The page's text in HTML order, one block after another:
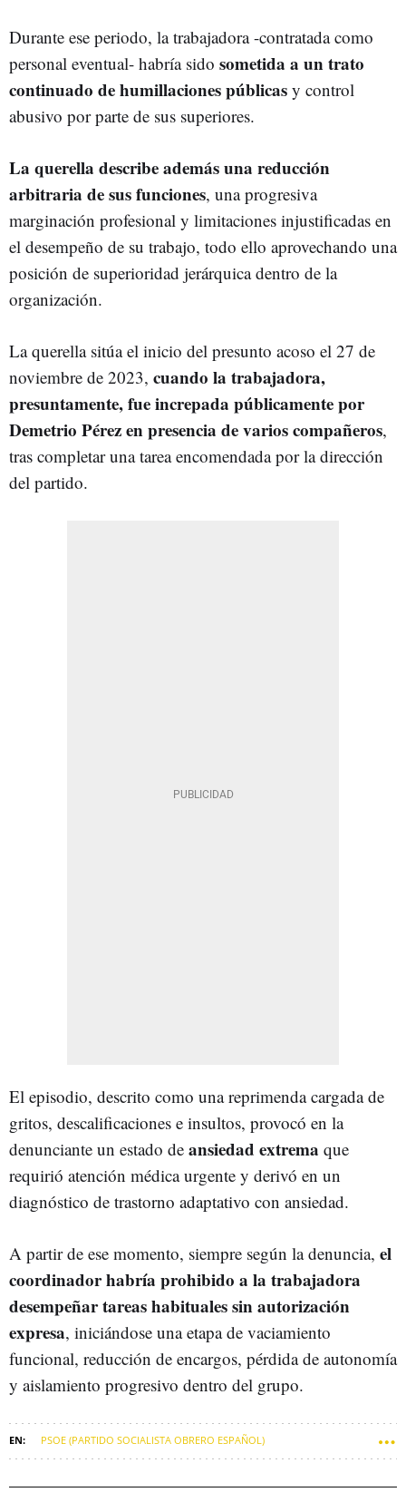
Durante ese periodo, la trabajadora -contratada como
personal eventual- habría sido sometida a un trato
continuado de humillaciones públicas y control
abusivo por parte de sus superiores.
La querella describe además una reducción
arbitraria de sus funciones, una progresiva
marginación profesional y limitaciones injustificadas en
el desempeño de su trabajo, todo ello aprovechando una
posición de superioridad jerárquica dentro de la
organización.
La querella sitúa el inicio del presunto acoso el 27 de
noviembre de 2023, cuando la trabajadora,
presuntamente, fue increpada públicamente por
Demetrio Pérez en presencia de varios compañeros,
tras completar una tarea encomendada por la dirección
del partido.
El episodio, descrito como una reprimenda cargada de
gritos, descalificaciones e insultos, provocó en la
denunciante un estado de ansiedad extrema que
requirió atención médica urgente y derivó en un
diagnóstico de trastorno adaptativo con ansiedad.
A partir de ese momento, siempre según la denuncia, el
coordinador habría prohibido a la trabajadora
desempeñar tareas habituales sin autorización
expresa, iniciándose una etapa de vaciamiento
funcional, reducción de encargos, pérdida de autonomía
y aislamiento progresivo dentro del grupo.
PSOE (PARTIDO SOCIALISTA OBRERO ESPAÑOL)